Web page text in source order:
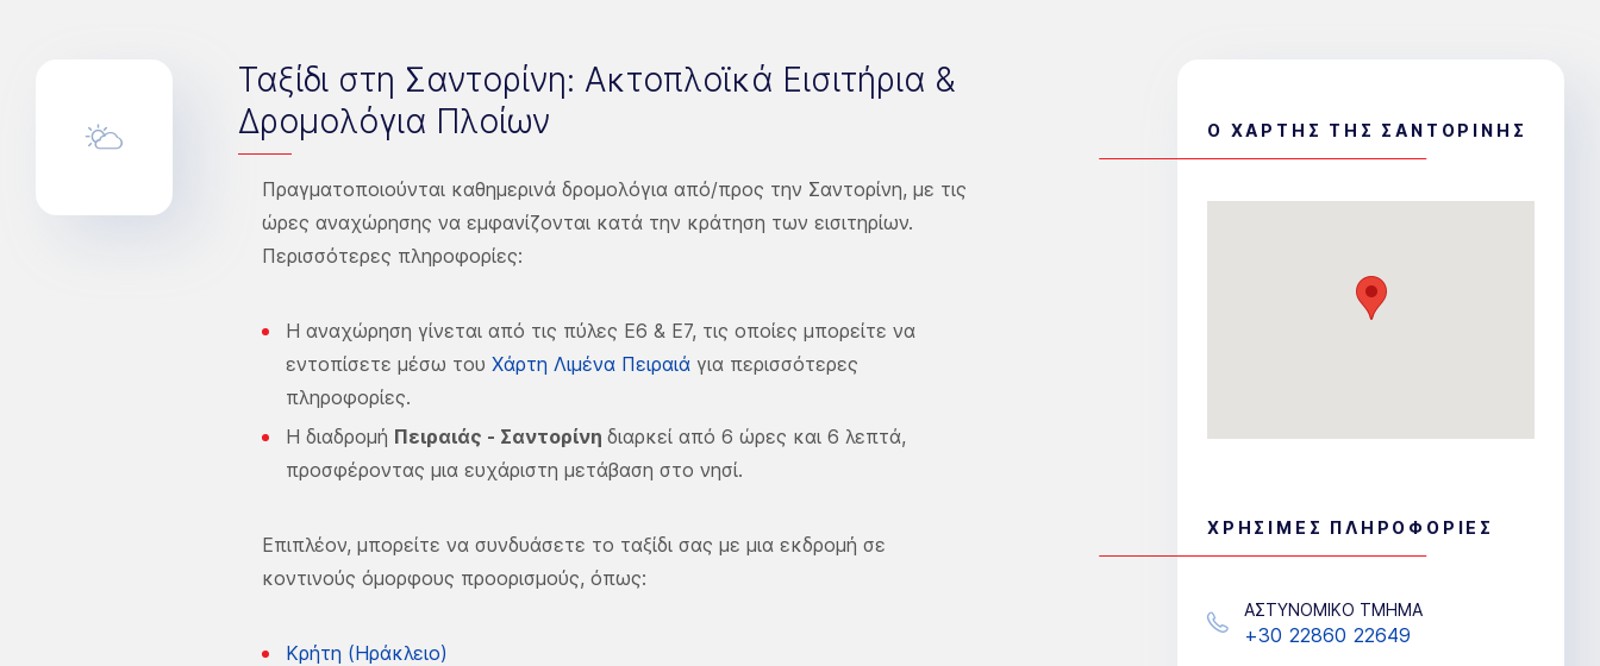
Ταξίδι στη Σαντορίνη: Ακτοπλοϊκά Εισιτήρια &
Δρομολόγια Πλοίων
Πραγματοποιούνται καθημερινά δρομολόγια από/προς την Σαντορίνη, με τις
ώρες αναχώρησης να εμφανίζονται κατά την κράτηση των εισιτηρίων.
Περισσότερες πληροφορίες:
Η αναχώρηση γίνεται από τις πύλες Ε6 & Ε7, τις οποίες μπορείτε να
εντοπίσετε μέσω του Χάρτη Λιμένα Πειραιά για περισσότερες
πληροφορίες.
Η διαδρομή Πειραιάς - Σαντορίνη διαρκεί από 6 ώρες και 6 λεπτά,
προσφέροντας μια ευχάριστη μετάβαση στο νησί.
Επιπλέον, μπορείτε να συνδυάσετε το ταξίδι σας με μια εκδρομή σε
κοντινούς όμορφους προορισμούς, όπως:
Κρήτη (Ηράκλειο)
Ο ΧΑΡΤΗΣ ΤΗΣ ΣΑΝΤΟΡΙΝΗΣ
ΧΡΗΣΙΜΕΣ ΠΛΗΡΟΦΟΡΙΕΣ
ΑΣΤΥΝΟΜΙΚΟ ΤΜΗΜΑ
+30 22860 22649